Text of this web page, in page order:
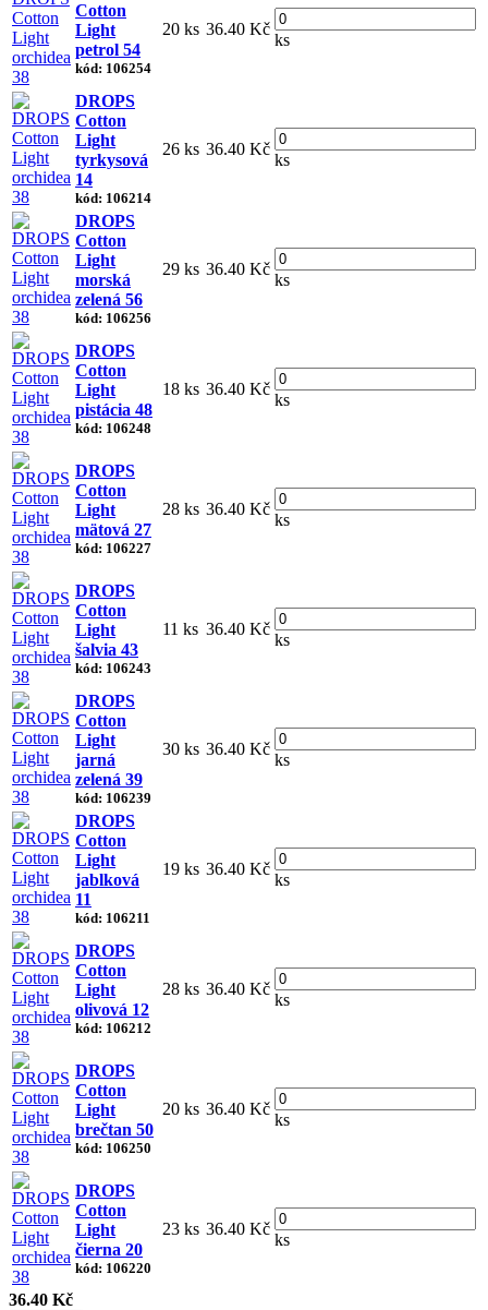
Cotton
Light
petrol 54
kód: 106254
20 ks 36.40 Kč
ks
DROPS
Cotton
Light
tyrkysová
14
kód: 106214
26 ks 36.40 Kč
ks
DROPS
Cotton
Light
morská
zelená 56
kód: 106256
29 ks 36.40 Kč
ks
DROPS
Cotton
Light
pistácia 48
kód: 106248
18 ks 36.40 Kč
ks
DROPS
Cotton
Light
mätová 27
kód: 106227
28 ks 36.40 Kč
ks
DROPS
Cotton
Light
šalvia 43
kód: 106243
11 ks 36.40 Kč
ks
DROPS
Cotton
Light
jarná
zelená 39
kód: 106239
30 ks 36.40 Kč
ks
DROPS
Cotton
Light
jablková
11
kód: 106211
19 ks 36.40 Kč
ks
DROPS
Cotton
Light
olivová 12
kód: 106212
28 ks 36.40 Kč
ks
DROPS
Cotton
Light
brečtan 50
kód: 106250
20 ks 36.40 Kč
ks
DROPS
Cotton
Light
čierna 20
kód: 106220
23 ks 36.40 Kč
ks
36.40 Kč